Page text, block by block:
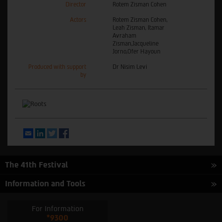
Director Rotem Zisman Cohen
Actors
Rotem Zisman Cohen,
Leah Zisman, Itamar
Avraham
Zisman,Jacqueline
Jorno,Ofer Hayoun
Produced with support
by
Dr Nisim Levi
EmailLinkedInTwitter
The 41th Festival
Information and Tools
For Information
*9300